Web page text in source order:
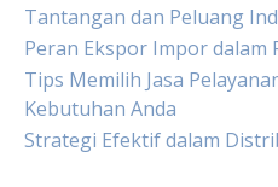
Tantangan dan Peluang
Peran Ekspor Impor dalam
Tips Memilih Jasa
Kebutuhan Anda
Strategi Efektif dalam